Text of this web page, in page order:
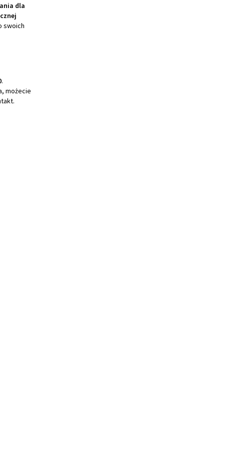
dla
swoich
.
możecie